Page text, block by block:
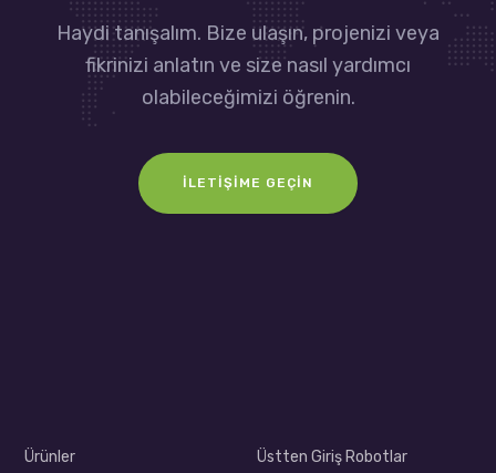
Haydi tanışalım. Bize ulaşın, projenizi veya
fikrinizi anlatın ve size nasıl yardımcı
olabileceğimizi öğrenin.
İLETIŞIME GEÇIN
Ürünler
Üstten Giriş Robotlar